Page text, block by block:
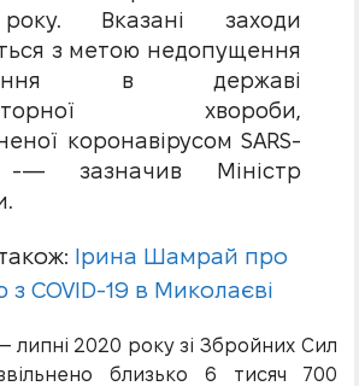
Вказані заходи
з метою недопущення
в державі
хвороби,
коронавірусом SARS-
-— зазначив Міністр
Ірина Шамрай про
з COVID-19 в Миколаєві
липні 2020 року зі Збройних Сил
близько 6 тисяч 700